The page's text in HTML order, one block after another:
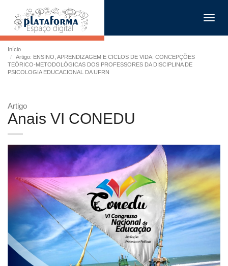
Início
Artigo: ENSINO, APRENDIZAGEM E CICLOS DE VIDA: CONCEPÇÕES
TEÓRICO-METODOLÓGICAS DOS PROFESSORES DA DISCIPLINA DE
PSICOLOGIA EDUCACIONAL DA UFRN
Artigo
Anais VI CONEDU